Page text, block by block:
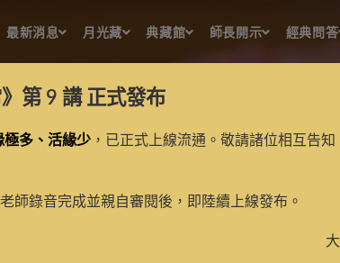
最新消息 月光藏 典藏館 師長開示 經典問答
師子吼佛
第 9 講正式發布
極多、活緣少，已正式上線流通。敬請諸位相互告
師錄音完成並親自審閱後，即陸續上線發布。